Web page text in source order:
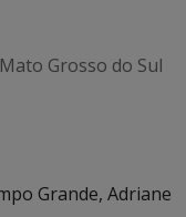
Grosso do Sul
Grande, Adriane